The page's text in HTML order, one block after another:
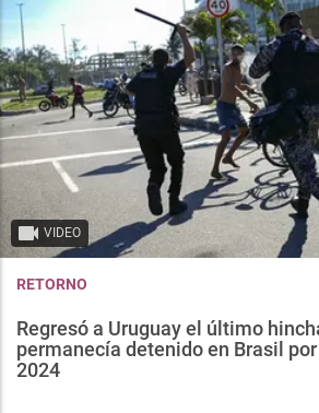
VIDEO
RETORNO
Regresó a Uruguay el último
permanecía detenido en Brasil
2024